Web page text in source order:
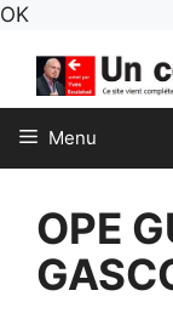
OKAller
contenu
Menu
OPE